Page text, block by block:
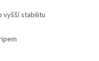
vyšší stabilitu